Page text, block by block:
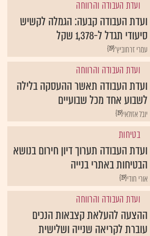
ועדת העבודה והרווחה
ועדת העבודה קבעה: הגמלה לקשיש
סיעודי תגדל ל-1,378 שקל
{19}עמרי זרחוביץ'
ועדת העבודה והרווחה
ועדת העבודה תאשר ההעסקה בלילה
לשבוע אחד מכל שבועיים
{19}יובל אזולאי
בטיחות
ועדת העבודה תערוך דיון חירום בנושא
הבטיחות באתרי בנייה
{19}אורי חודי
ועדת העבודה והרווחה
ההצעה להעלאת קצבאות הנכים
עוברת לקריאה שנייה ושלישית